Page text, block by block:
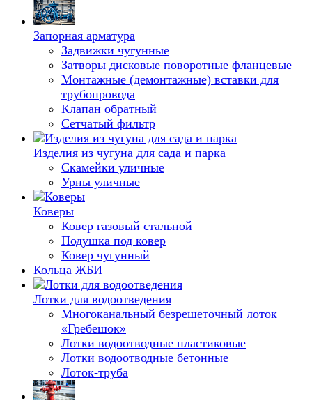
Запорная арматура
Задвижки чугунные
Затворы дисковые поворотные фланцевые
Монтажные (демонтажные) вставки для
трубопровода
Клапан обратный
Сетчатый фильтр
Изделия из чугуна для сада и парка
Скамейки уличные
Урны уличные
Коверы
Ковер газовый стальной
Подушка под ковер
Ковер чугунный
Кольца ЖБИ
Лотки для водоотведения
Многоканальный безрешеточный лоток
«Гребешок»
Лотки водоотводные пластиковые
Лотки водоотводные бетонные
Лоток-труба